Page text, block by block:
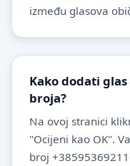
između glasova
Kako dodati
broja?
Na ovoj stranici
"Ocijeni kao OK".
broj